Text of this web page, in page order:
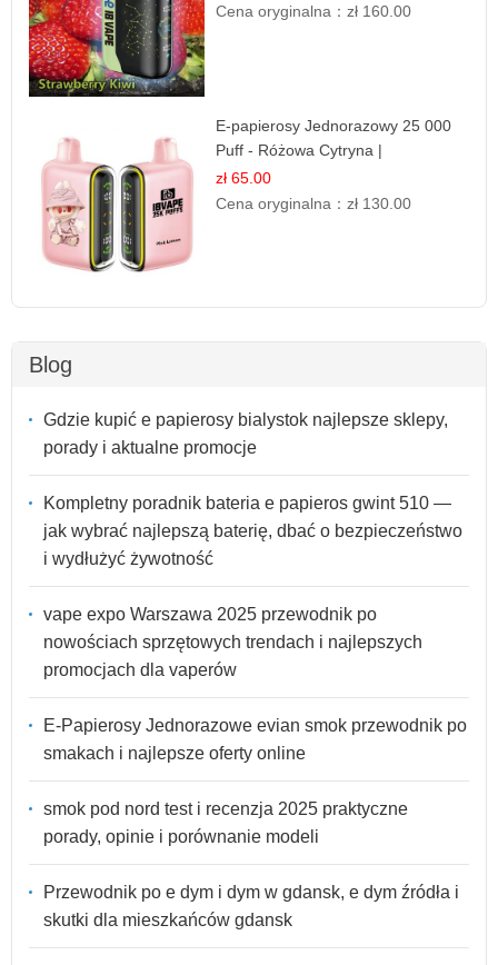
Cena oryginalna：zł 160.00
E-papierosy Jednorazowy 25 000
Puff - Różowa Cytryna |
Orzeźwiający Owoc
zł 65.00
Cena oryginalna：zł 130.00
Blog
Gdzie kupić e papierosy bialystok najlepsze sklepy,
porady i aktualne promocje
Kompletny poradnik bateria e papieros gwint 510 —
jak wybrać najlepszą baterię, dbać o bezpieczeństwo
i wydłużyć żywotność
vape expo Warszawa 2025 przewodnik po
nowościach sprzętowych trendach i najlepszych
promocjach dla vaperów
E-Papierosy Jednorazowe evian smok przewodnik po
smakach i najlepsze oferty online
smok pod nord test i recenzja 2025 praktyczne
porady, opinie i porównanie modeli
Przewodnik po e dym i dym w gdansk, e dym źródła i
skutki dla mieszkańców gdansk